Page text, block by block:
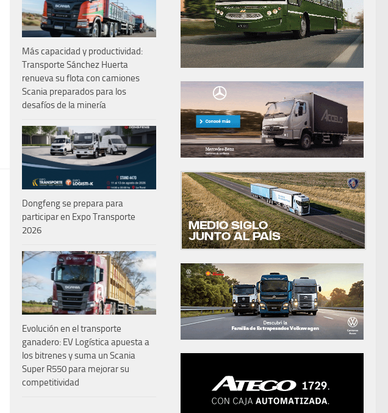
Más capacidad y productividad:
Transporte Sánchez Huerta
renueva su flota con camiones
Scania preparados para los
desafíos de la minería
Dongfeng se prepara para
participar en Expo Transporte
2026
Evolución en el transporte
ganadero: EV Logística apuesta a
los bitrenes y suma un Scania
Super R550 para mejorar su
competitividad